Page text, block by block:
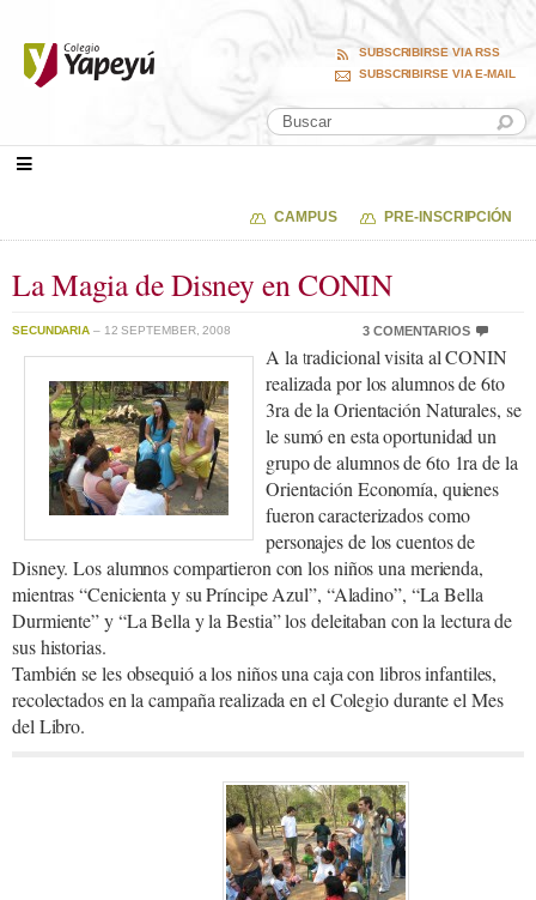
SUBSCRIBIRSE VIA RSS
SUBSCRIBIRSE VIA E-MAIL
CAMPUS PRE-INSCRIPCIÓN
La Magia de Disney en CONIN
SECUNDARIA – 12 SEPTEMBER, 2008 3 COMENTARIOS
A la tradicional visita al CONIN
realizada por los alumnos de 6to
3ra de la Orientación Naturales, se
le sumó en esta oportunidad un
grupo de alumnos de 6to 1ra de la
Orientación Economía, quienes
fueron caracterizados como
personajes de los cuentos de
Disney. Los alumnos compartieron con los niños una merienda,
mientras “Cenicienta y su Príncipe Azul”, “Aladino”, “La Bella
Durmiente” y “La Bella y la Bestia” los deleitaban con la lectura de
sus historias.
También se les obsequió a los niños una caja con libros infantiles,
recolectados en la campaña realizada en el Colegio durante el Mes
del Libro.